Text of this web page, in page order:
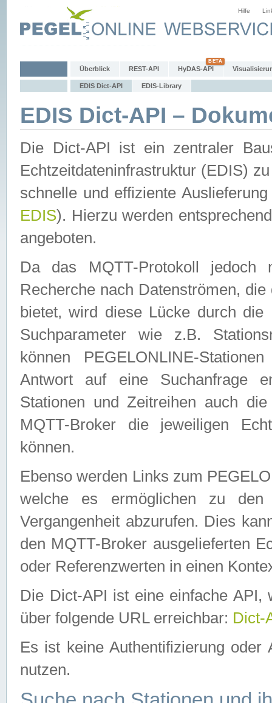
Hilfe
Überblick REST-API HyDAS-API
EDIS Dict-API EDIS-Library
EDIS Dict-API –
Die Dict-API ist ein zentraler
Echtzeitdateninfrastruktur (EDIS)
schnelle und effiziente
EDIS). Hierzu werden
angeboten.
Da das MQTT-Protokoll jedoch
Recherche nach Datenströmen,
bietet, wird diese Lücke durch die
Suchparameter wie z.B.
können PEGELONLINE-
Antwort auf eine Suchanfrage
Stationen und Zeitreihen auch
MQTT-Broker die jeweiligen
können.
Ebenso werden Links zum
welche es ermöglichen zu den
Vergangenheit abzurufen. Dies
den MQTT-Broker ausgelieferten
oder Referenzwerten in einen
Die Dict-API ist eine einfache API,
über folgende URL erreichbar: Dict-
Es ist keine Authentifizierung
nutzen.